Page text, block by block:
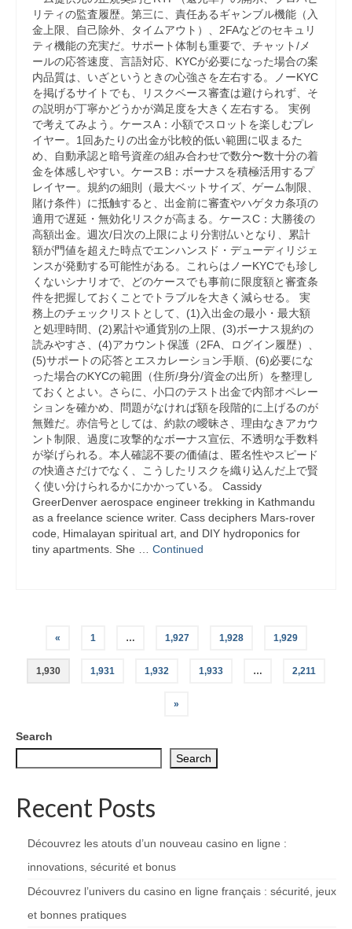
リティの監査履歴。第三に、責任あるギャンブル機能（入
金上限、自己除外、タイムアウト）、2FAなどのセキュリ
ティ機能の充実だ。サポート体制も重要で、チャット/メ
ールの応答速度、言語対応、KYCが必要になった場合の案
内品質は、いざというときの心強さを左右する。ノーKYC
を掲げるサイトでも、リスクベース審査は避けられず、そ
の説明が丁寧かどうかが満足度を大きく左右する。 実例
で考えてみよう。ケースA：小額でスロットを楽しむプレ
イヤー。1回あたりの出金が比較的低い範囲に収まるた
め、自動承認と暗号資産の組み合わせで数分〜数十分の着
金を体感しやすい。ケースB：ボーナスを積極活用するプ
レイヤー。規約の細則（最大ベットサイズ、ゲーム制限、
賭け条件）に抵触すると、出金前に審査やハゲタカ条項の
適用で遅延・無効化リスクが高まる。ケースC：大勝後の
高額出金。週次/日次の上限により分割払いとなり、累計
額が門値を超えた時点でエンハンスド・デューディリジェ
ンスが発動する可能性がある。これらはノーKYCでも珍し
くないシナリオで、どのケースでも事前に限度額と審査条
件を把握しておくことでトラブルを大きく減らせる。 実
務上のチェックリストとして、(1)入出金の最小・最大額
と処理時間、(2)累計や通貨別の上限、(3)ボーナス規約の
読みやすさ、(4)アカウント保護（2FA、ログイン履歴）、
(5)サポートの応答とエスカレーション手順、(6)必要にな
った場合のKYCの範囲（住所/身分/資金の出所）を整理し
ておくとよい。さらに、小口のテスト出金で内部オペレー
ションを確かめ、問題がなければ額を段階的に上げるのが
無難だ。赤信号としては、約款の曖昧さ、理由なきアカウ
ント制限、過度に攻撃的なボーナス宣伝、不透明な手数料
が挙げられる。本人確認不要の価値は、匿名性やスピード
の快適さだけでなく、こうしたリスクを織り込んだ上で賢
く使い分けられるかにかかっている。 Cassidy
GreerDenver aerospace engineer trekking in Kathmandu
as a freelance science writer. Cass deciphers Mars-rover
code, Himalayan spiritual art, and DIY hydroponics for
tiny apartments. She … Continued
Posts
pagination
« 1 … 1,927 1,928 1,929
1,930 1,931 1,932 1,933 … 2,211
»
Search
Search
Recent Posts
Découvrez les atouts d’un nouveau casino en ligne :
innovations, sécurité et bonus
Découvrez l’univers du casino en ligne français : sécurité, jeux
et bonnes pratiques